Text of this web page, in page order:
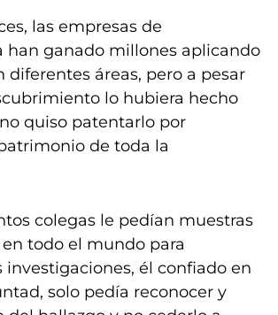
las empresas de
han ganado millones aplicando
diferentes áreas, pero a pesar
lo hubiera hecho
quiso patentarlo por
de toda la
colegas le pedían muestras
todo el mundo para
investigaciones, él confiado en
solo pedía reconocer y